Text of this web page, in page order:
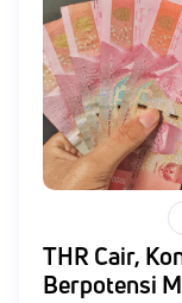
THR Cair,
Berpotensi